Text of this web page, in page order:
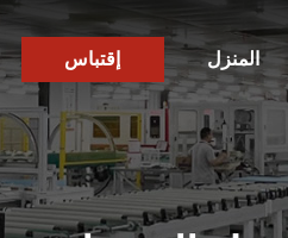
المنزل إقتباس